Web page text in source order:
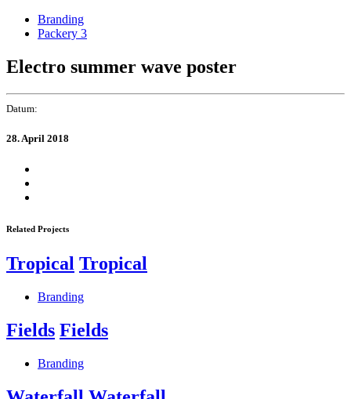
Links
überspringen
primären
springen
Zum
springen
Branding
Packery 3
Electro summer wave poster
Datum:
28. April 2018
Related Projects
Tropical Tropical
Branding
Fields Fields
Branding